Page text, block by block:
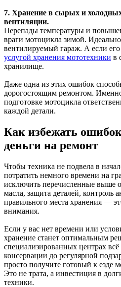
7. Хранение в сырых и
вентиляции.
Перепады температуры и
враги мотоцикла зимой.
вентилируемый гараж. А если
услугой хранения мототехники в
хранилище.
Даже одна из этих ошибок
дорогостоящим ремонтом.
подготовке мотоцикла
каждой детали.
Как избежать
деньги на ремонт
Чтобы техника не подвела в
потратить немного времени на
исключить перечисленные выше
масла, защита деталей, контроль
правильного места хранения —
внимания.
Если у вас нет времени или
хранение станет оптимальным
специализированных центрах всё
консервации до регулярной
просто получите готовый к езде
Это не трата, а инвестиция в
техники.